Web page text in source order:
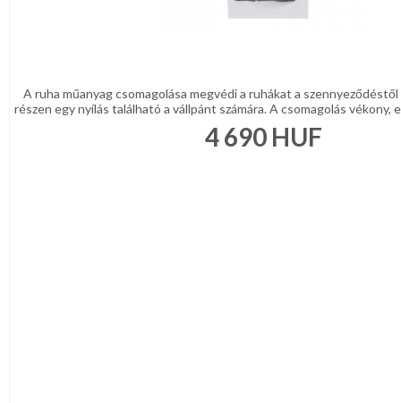
A ruha műanyag csomagolása megvédi a ruhákat a
részen egy nyílás található a vállpánt számára. A csomagolás vékony,
4 690 HUF